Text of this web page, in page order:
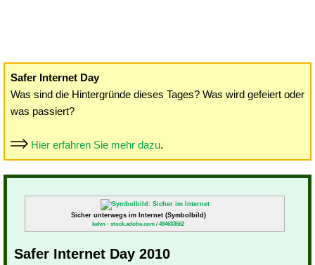
Safer Internet Day
Was sind die Hintergründe dieses Tages? Was wird gefeiert oder
was passiert?
Hier erfahren Sie mehr dazu.
Sicher unterwegs im Internet (Symbolbild)
kelvn - stock.adobe.com / 484633562
Safer Internet Day 2010